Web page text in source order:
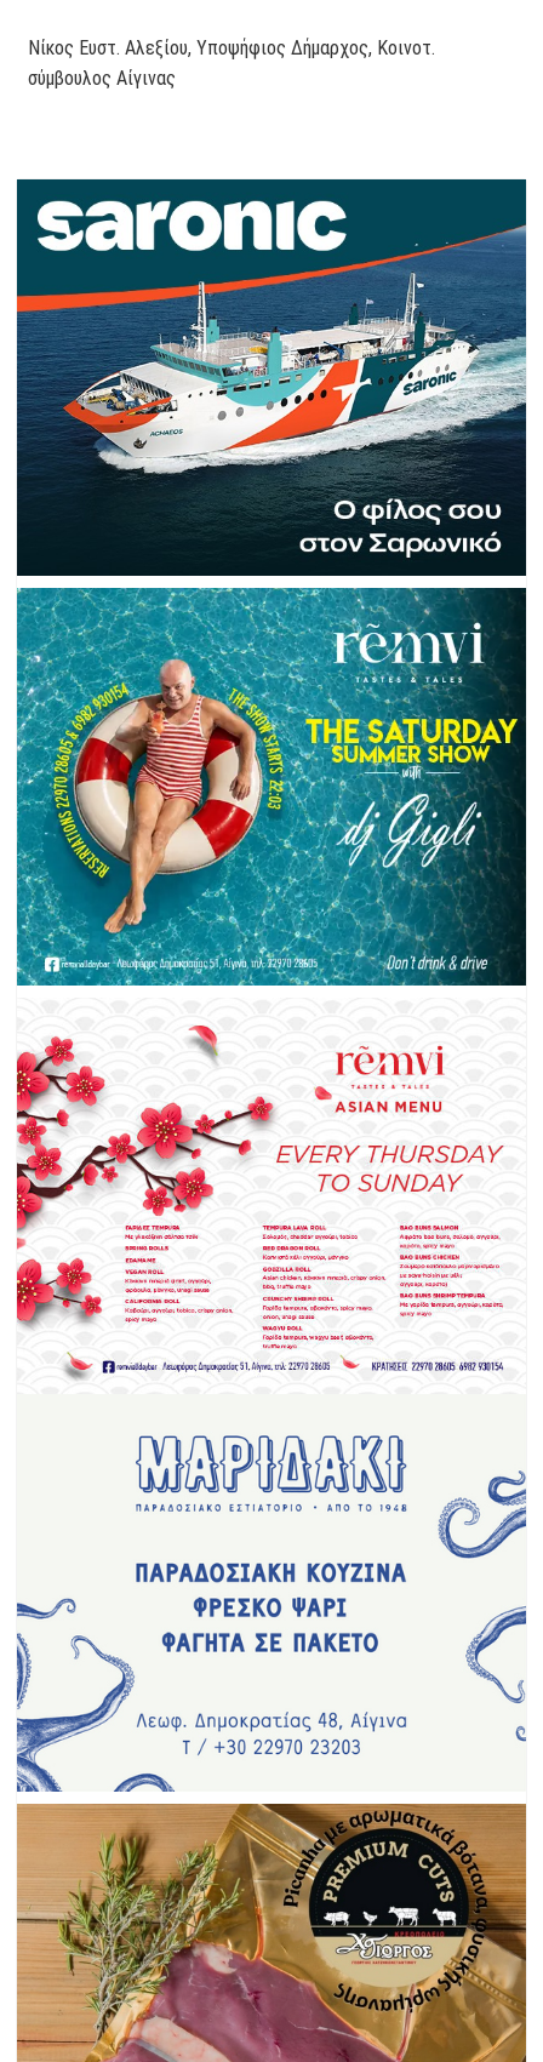
Νίκος Ευστ. Αλεξίου, Υποψήφιος Δήμαρχος, Κοινοτ.
σύμβουλος Αίγινας